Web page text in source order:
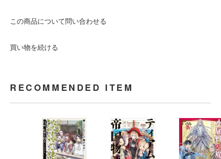
この商品について問い合わせる
買い物を続ける
RECOMMENDED ITEM